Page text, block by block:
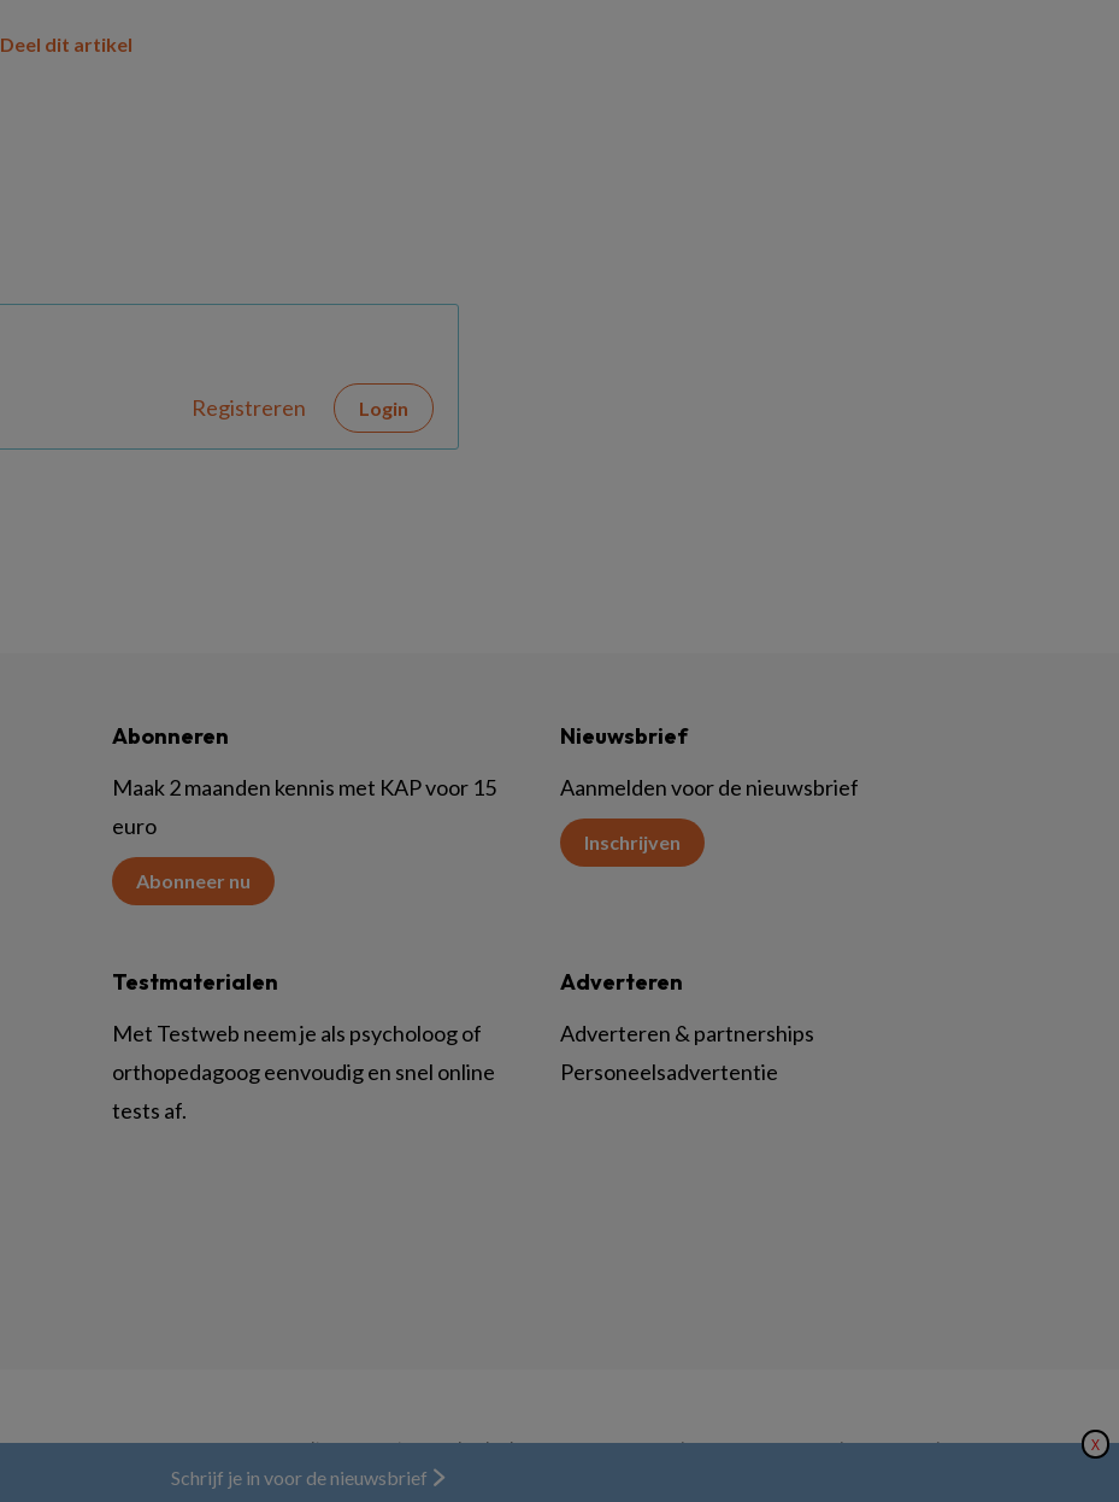
Deel dit artikel
Registreren Login
Abonneren
Maak 2 maanden kennis met KAP voor 15
euro
Abonneer nu
Nieuwsbrief
Aanmelden voor de nieuwsbrief
Inschrijven
Testmaterialen
Met Testweb neem je als psycholoog of
orthopedagoog eenvoudig en snel online
tests af.
Adverteren
Adverteren & partnerships
Personeelsadvertentie
© BSL Media & Learning, onderdeel vanSpringer Nature|Privacy Statement|Disclaimer|Voorwaarden X
Schrijf je in voor de nieuwsbrief